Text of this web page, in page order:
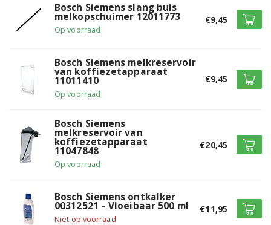
Siemens TI917M89DE/02
Siemens TI917M89DE/03
Siemens TI923309RW/10
Siemens TI923509DE/10
Siemens TI924501DE/10
Siemens TI955209RW/10
Siemens TI9553X9RW/10
Bosch Siemens slang buis
melkopschuimer 12011773
Op voorraad
€9,45
Bosch Siemens melkreservoir
van koffiezetapparaat
11011410
Op voorraad
€9,45
Bosch Siemens
melkreservoir van
koffiezetapparaat
11047848
Op voorraad
€20,45
Bosch Siemens ontkalker
00312521 – Vloeibaar 500 ml
Niet op voorraad
€11,95